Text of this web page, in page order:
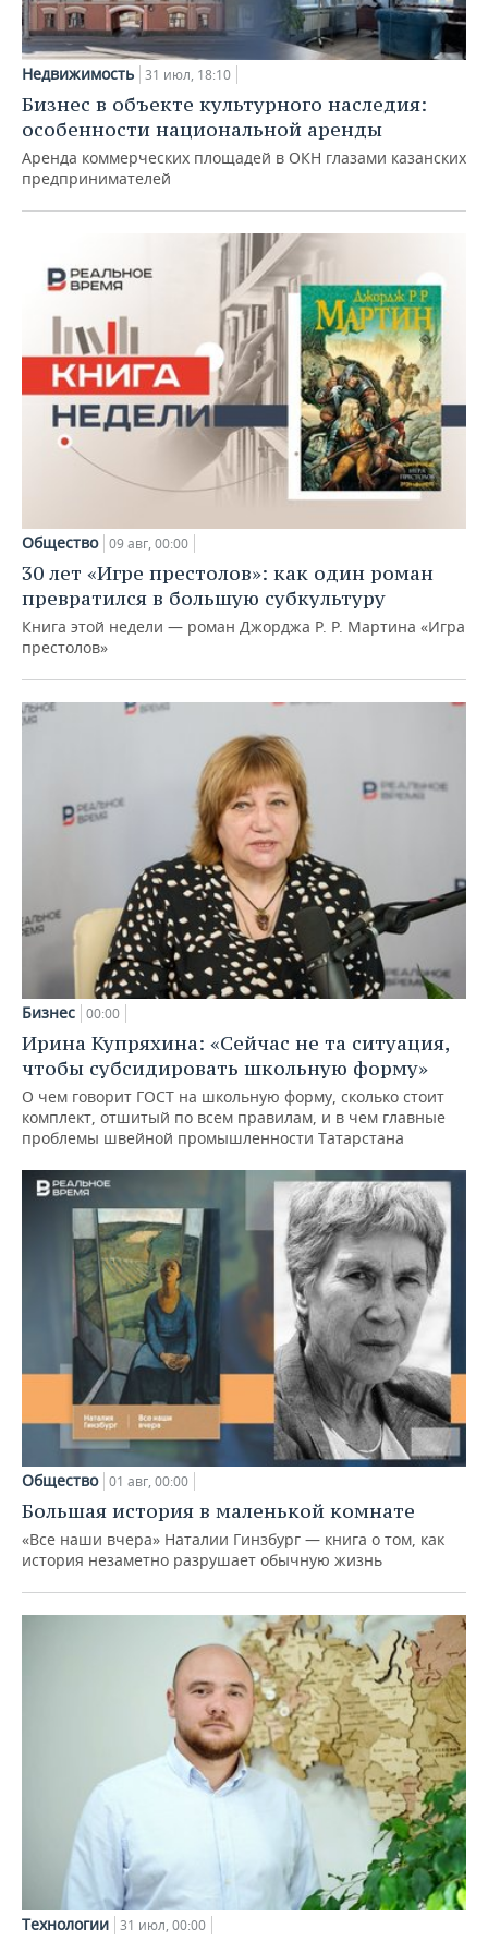
Недвижимость 31 июл, 18:10
Бизнес в объекте культурного наследия:
особенности национальной аренды
Аренда коммерческих площадей в ОКН глазами казанских
предпринимателей
Общество 09 авг, 00:00
30 лет «Игре престолов»: как один роман
превратился в большую субкультуру
Книга этой недели — роман Джорджа Р. Р. Мартина «Игра
престолов»
Бизнес 00:00
Ирина Купряхина: «Сейчас не та ситуация,
чтобы субсидировать школьную форму»
О чем говорит ГОСТ на школьную форму, сколько стоит
комплект, отшитый по всем правилам, и в чем главные
проблемы швейной промышленности Татарстана
Общество 01 авг, 00:00
Большая история в маленькой комнате
«Все наши вчера» Наталии Гинзбург — книга о том, как
история незаметно разрушает обычную жизнь
Технологии 31 июл, 00:00